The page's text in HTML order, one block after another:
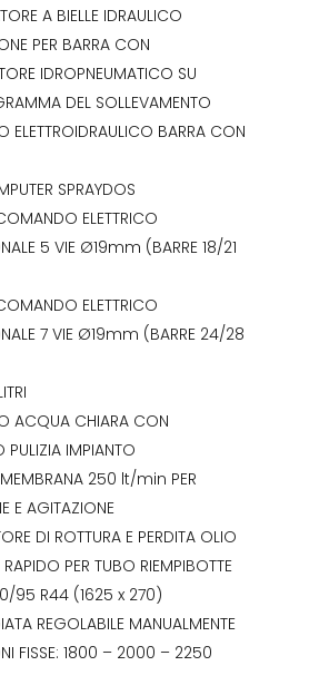
A BIELLE IDRAULICO
PER BARRA CON
IDROPNEUMATICO SU
DEL SOLLEVAMENTO
ELETTROIDRAULICO BARRA CON
SPRAYDOS
ELETTRICO
5 VIE Ø19mm (BARRE 18/21
ELETTRICO
7 VIE Ø19mm (BARRE 24/28
ACQUA CHIARA CON
PULIZIA IMPIANTO
250 lt/min PER
E AGITAZIONE
DI ROTTURA E PERDITA OLIO
PER TUBO RIEMPIBOTTE
95 R44 (1625 x 270)
REGOLABILE MANUALMENTE
FISSE: 1800 – 2000 – 2250